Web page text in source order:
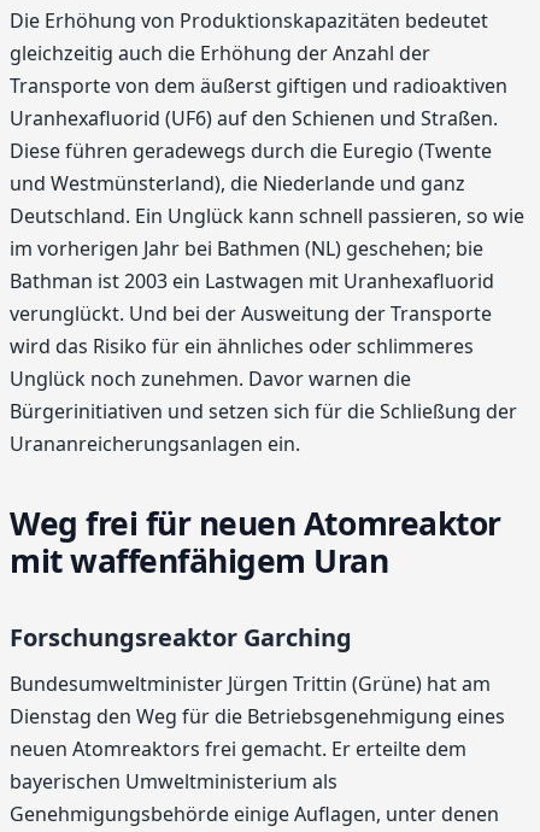
Die Erhöhung von Produktionskapazitäten bedeutet
gleichzeitig auch die Erhöhung der Anzahl der
Transporte von dem äußerst giftigen und radioaktiven
Uranhexafluorid (UF6) auf den Schienen und Straßen.
Diese führen geradewegs durch die Euregio (Twente
und Westmünsterland), die Niederlande und ganz
Deutschland. Ein Unglück kann schnell passieren, so wie
im vorherigen Jahr bei Bathmen (NL) geschehen; bie
Bathman ist 2003 ein Lastwagen mit Uranhexafluorid
verunglückt. Und bei der Ausweitung der Transporte
wird das Risiko für ein ähnliches oder schlimmeres
Unglück noch zunehmen. Davor warnen die
Bürgerinitiativen und setzen sich für die Schließung der
Urananreicherungsanlagen ein.
Weg frei für neuen Atomreaktor
mit waffenfähigem Uran
Forschungsreaktor Garching
Bundesumweltminister Jürgen Trittin (Grüne) hat am
Dienstag den Weg für die Betriebsgenehmigung eines
neuen Atomreaktors frei gemacht. Er erteilte dem
bayerischen Umweltministerium als
Genehmigungsbehörde einige Auflagen, unter denen